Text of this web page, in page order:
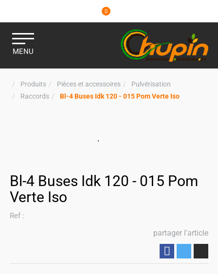
0
MENU
Produits Pièces et accessoires
Pulvérisation
Raccords
Bl-4 Buses Idk 120 - 015 Pom Verte Iso
Bl-4 Buses Idk 120 - 015 Pom
Verte Iso
Ref :
partager l'article